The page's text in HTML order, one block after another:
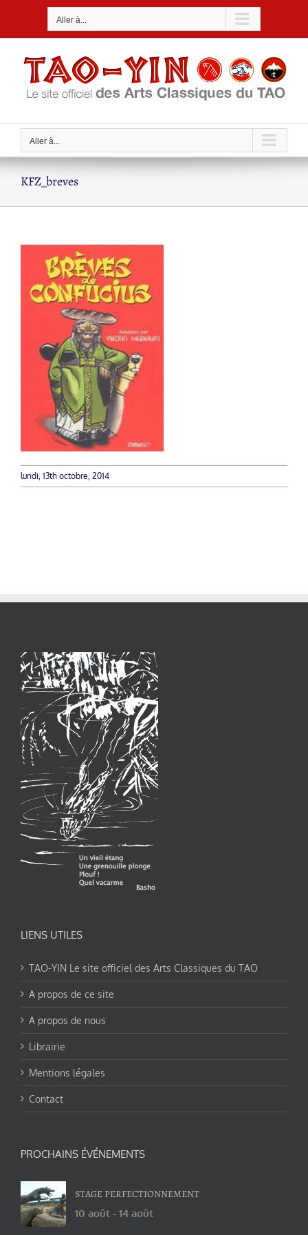
Aller à...
Aller à...
KFZ_breves
lundi, 13th octobre, 2014
LIENS UTILES
TAO-YIN Le site officiel des Arts Classiques du TAO
A propos de ce site
A propos de nous
Librairie
Mentions légales
Contact
PROCHAINS ÉVÉNEMENTS
STAGE PERFECTIONNEMENT
10 août - 14 août